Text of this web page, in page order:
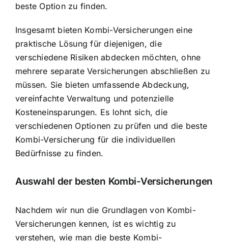
beste Option zu finden.
Insgesamt bieten Kombi-Versicherungen eine
praktische Lösung für diejenigen, die
verschiedene Risiken abdecken möchten, ohne
mehrere separate Versicherungen abschließen zu
müssen. Sie bieten umfassende Abdeckung,
vereinfachte Verwaltung und potenzielle
Kosteneinsparungen. Es lohnt sich, die
verschiedenen Optionen zu prüfen und die beste
Kombi-Versicherung für die individuellen
Bedürfnisse zu finden.
Auswahl der besten Kombi-Versicherungen
Nachdem wir nun die Grundlagen von Kombi-
Versicherungen kennen, ist es wichtig zu
verstehen, wie man die beste Kombi-